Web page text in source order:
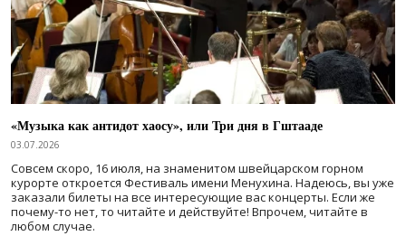
«Музыка как антидот хаосу», или Три дня в Гштааде
03.07.2026
Совсем скоро, 16 июля, на знаменитом швейцарском горном
курорте откроется Фестиваль имени Менухина. Надеюсь, вы уже
заказали билеты на все интересующие вас концерты. Если же
почему-то нет, то читайте и действуйте! Впрочем, читайте в
любом случае.